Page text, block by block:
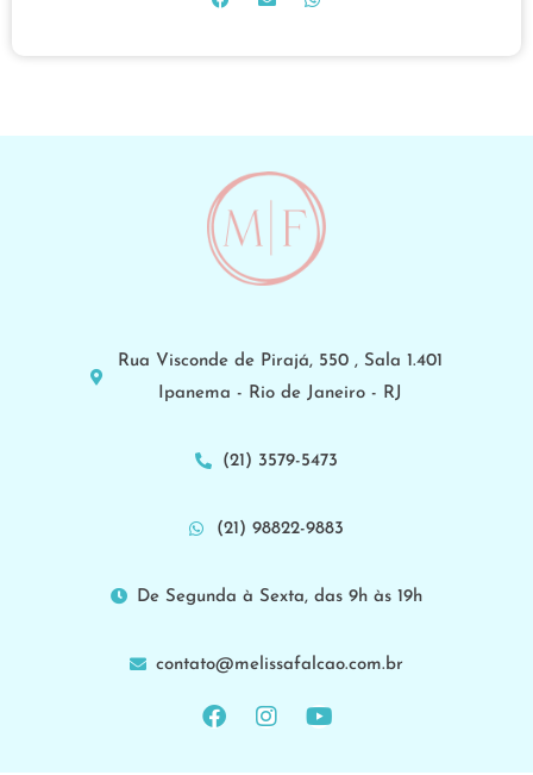
Rua Visconde de Pirajá, 550 , Sala 1.401
Ipanema - Rio de Janeiro - RJ
(21) 3579-5473
(21) 98822-9883
De Segunda à Sexta, das 9h às 19h
contato@melissafalcao.com.br